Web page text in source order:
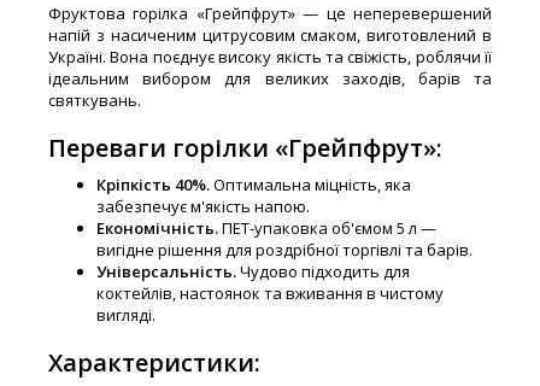
Фруктова горілка «Грейпфрут» — це неперевершений
напій з насиченим цитрусовим смаком, виготовлений в
Україні. Вона поєднує високу якість та свіжість, роблячи її
ідеальним вибором для великих заходів, барів та
святкувань.
Переваги горілки «Грейпфрут»:
Кріпкість 40%.Оптимальна міцність, яка
забезпечує м'якість напою.
Економічність.ПЕТ-упаковка об'ємом 5 л —
вигідне рішення для роздрібної торгівлі та барів.
Універсальність.Чудово підходить для
коктейлів, настоянок та вживання в чистому
вигляді.
Характеристики: